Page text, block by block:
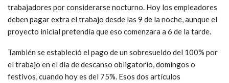
trabajadores por considerarse nocturno. Hoy los empleadores
deben pagar extra el trabajo desde las 9 de la noche, aunque el
proyecto inicial pretendía que eso comenzara a 6 de la tarde.
También se estableció el pago de un sobresueldo del 100% por
el trabajo en el día de descanso obligatorio, domingos o
festivos, cuando hoy es del 75%. Esos dos artículos